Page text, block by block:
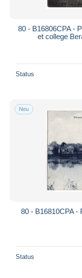
80 - B16806CPA -
et college
Status
Neu
80 - B16810CPA -
Status